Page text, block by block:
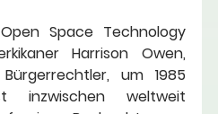
Space Technology
Harrison Owen,
um 1985
inzwischen weltweit